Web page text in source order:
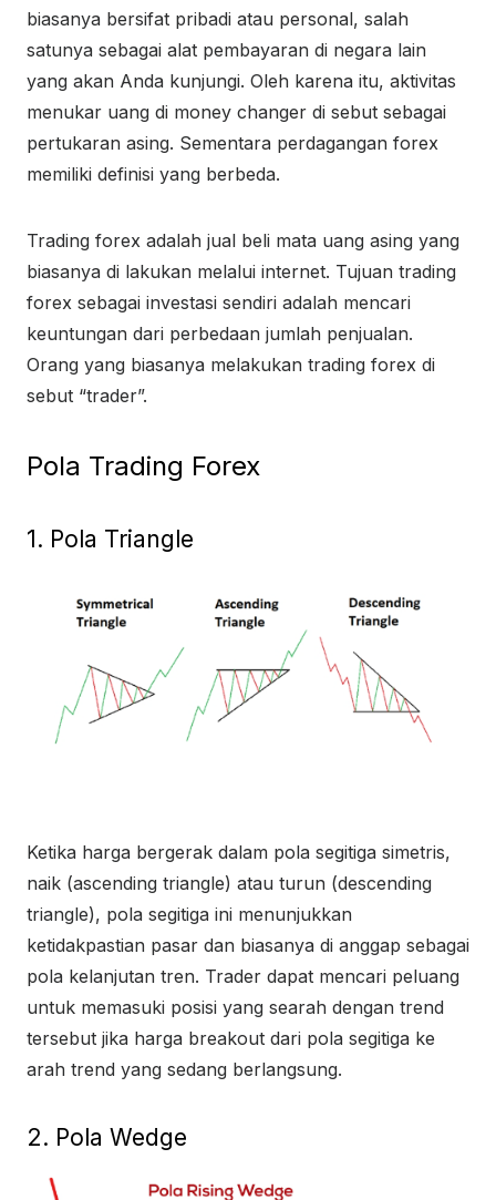
biasanya bersifat pribadi atau personal, salah
satunya sebagai alat pembayaran di negara lain
yang akan Anda kunjungi. Oleh karena itu, aktivitas
menukar uang di money changer di sebut sebagai
pertukaran asing. Sementara perdagangan forex
memiliki definisi yang berbeda.
Trading forex adalah jual beli mata uang asing yang
biasanya di lakukan melalui internet. Tujuan trading
forex sebagai investasi sendiri adalah mencari
keuntungan dari perbedaan jumlah penjualan.
Orang yang biasanya melakukan trading forex di
sebut “trader”.
Pola Trading Forex
1. Pola Triangle
Ketika harga bergerak dalam pola segitiga simetris,
naik (ascending triangle) atau turun (descending
triangle), pola segitiga ini menunjukkan
ketidakpastian pasar dan biasanya di anggap sebagai
pola kelanjutan tren. Trader dapat mencari peluang
untuk memasuki posisi yang searah dengan trend
tersebut jika harga breakout dari pola segitiga ke
arah trend yang sedang berlangsung.
2. Pola Wedge